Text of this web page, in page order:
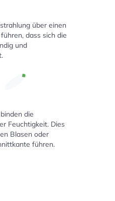
über einen
dass sich die
und
die
Feuchtigkeit. Dies
Blasen oder
führen.